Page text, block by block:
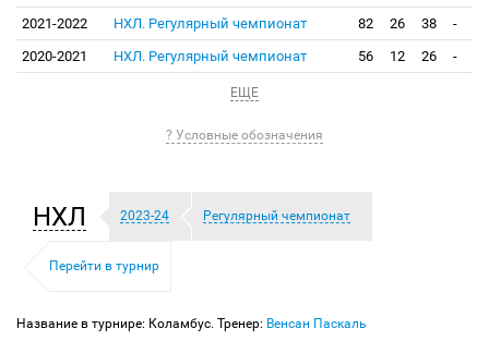
2021-2022
НХЛ. Регулярный чемпионат 82 26 38
-
2020-2021
НХЛ. Регулярный чемпионат 56 12 26 -
ЕЩЕ
? Условные обозначения
НХЛ 2023-24 Регулярный чемпионат
Перейти в турнир
Название в турнире: Коламбус. Тренер: Венсан Паскаль